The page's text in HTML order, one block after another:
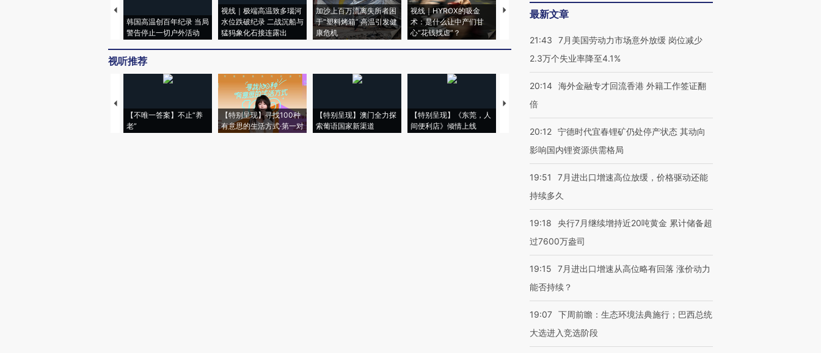
韩国高温创百年纪录 当局
警告停止一切户外活动
视线｜极端高温致多瑙河
水位跌破纪录 二战沉船与
猛犸象化石接连露出
加沙上百万流离失所者困
于“塑料烤箱” 高温引发健
康危机
视线｜HYROX的吸金
术：是什么让中产们甘
心“花钱找虐”？
马航飞行员跨国走私7万
粒摇头丸 尿检体内含3种
视听推荐
【不唯一答案】不止“养
老”
【特别呈现】寻找100种
有意思的生活方式·第一对
【特别呈现】澳门全力探
索葡语国家新渠道
【特别呈现】《东莞，人
间便利店》倾情上线
【推广】走进第四届链博
有意思的生活方式·第三对
住三大增长引擎是什么？
最新文章
21:43
7月美国劳动力市场意外放缓 岗位减少
2.3万个失业率降至4.1%
20:14 海外金融专才回流香港 外籍工作签证翻
倍
20:12 宁德时代宜春锂矿仍处停产状态 其动向
影响国内锂资源供需格局
19:51
7月进出口增速高位放缓，价格驱动还能
持续多久
19:18
央行7月继续增持近20吨黄金 累计储备超
过7600万盎司
19:15
7月进出口增速从高位略有回落 涨价动力
能否持续？
19:07 下周前瞻：生态环境法典施行；巴西总统
大选进入竞选阶段